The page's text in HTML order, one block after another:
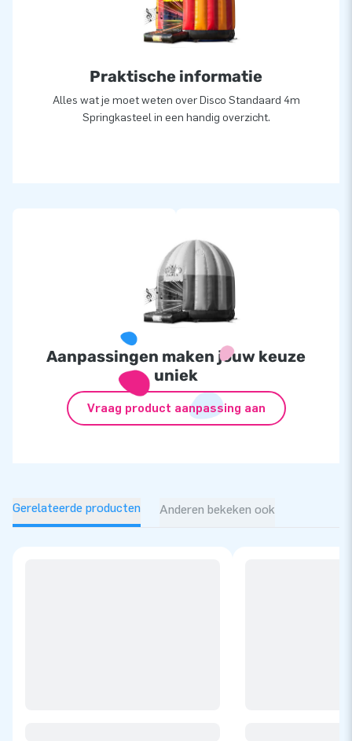
lucht springen. Vaak letterlijk. Ons team van designers,
ontwikkelaars en logistiek medewerkers leveren unieke
van onze professionele service en levering. Zij noemen ons
Praktische informatie
Alles wat je moet weten over Disco Standaard 4m
Springkasteel in een handig overzicht.
Aanpassingen maken jouw keuze
uniek
Vraag product aanpassing aan
Gerelateerde producten Anderen bekeken ook